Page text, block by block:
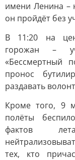
имени Ленина –
он пройдёт без
В 11:20 на
горожан –
«Бессмертный
пронос
раздавать
Кроме того, 9
полёты
фактов
тех, кто